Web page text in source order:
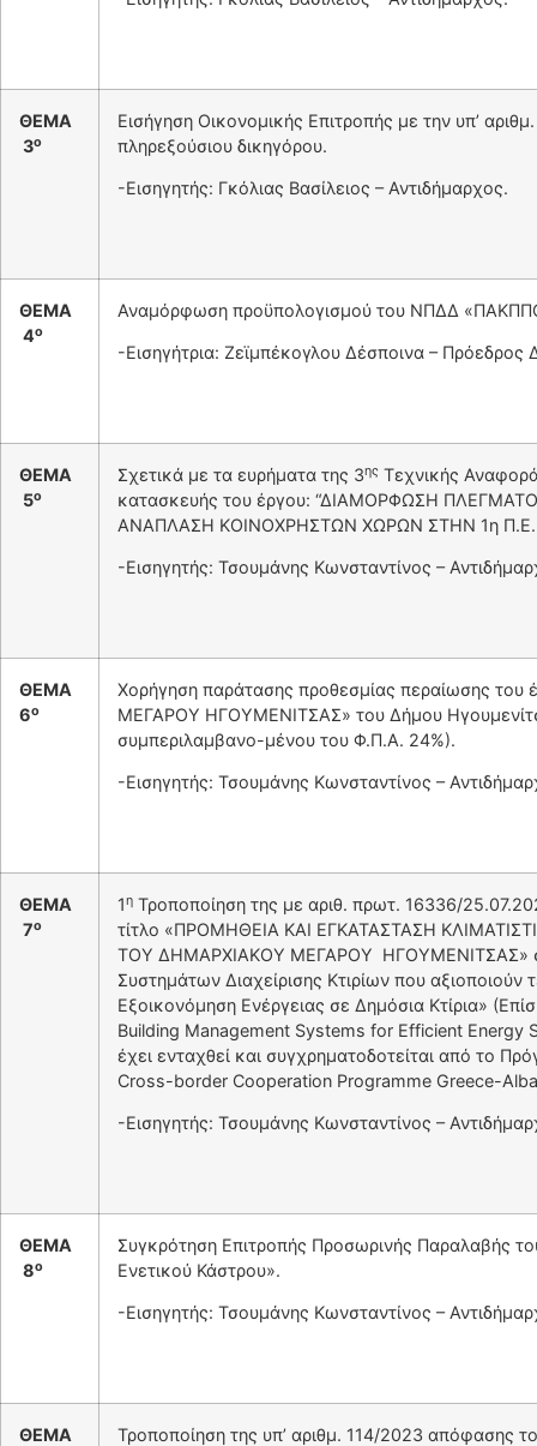
ΘΕΜΑ
3ο
Εισήγηση Οικονομικής Επιτροπής με την υπ’
πληρεξούσιου δικηγόρου.
-Εισηγητής: Γκόλιας Βασίλειος – Αντιδήμαρχος.
ΘΕΜΑ
4ο
Αναμόρφωση προϋπολογισμού του ΝΠΔΔ
-Εισηγήτρια: Ζεϊμπέκογλου Δέσποινα –
ΘΕΜΑ
5ο
Σχετικά με τα ευρήματα της 3ης Τεχνικής
κατασκευής του έργου: “ΔΙΑΜΟΡΦΩΣΗ
ΑΝΑΠΛΑΣΗ ΚΟΙΝΟΧΡΗΣΤΩΝ ΧΩΡΩΝ ΣΤΗΝ 1η Π.Ε.
-Εισηγητής: Τσουμάνης Κωνσταντίνος –
ΘΕΜΑ
6ο
Χορήγηση παράτασης προθεσμίας περαίωσης
ΜΕΓΑΡΟΥ ΗΓΟΥΜΕΝΙΤΣΑΣ» του Δήμου
συμπεριλαμβανο-μένου του Φ.Π.Α. 24%).
-Εισηγητής: Τσουμάνης Κωνσταντίνος –
ΘΕΜΑ
7ο
1η Τροποποίηση της με αριθ. πρωτ. 16336/
τίτλο «ΠΡΟΜΗΘΕΙΑ ΚΑΙ ΕΓΚΑΤΑΣΤΑΣΗ
ΤΟΥ ΔΗΜΑΡΧΙΑΚΟΥ ΜΕΓΑΡΟΥ ΗΓΟΥΜΕΝΙΤΣΑΣ»
Συστημάτων Διαχείρισης Κτιρίων που
Εξοικονόμηση Ενέργειας σε Δημόσια Κτίρια»
Building Management Systems for Efficient Energy
έχει ενταχθεί και συγχρηματοδοτείται από το
Cross-border Cooperation Programme Greece-
-Εισηγητής: Τσουμάνης Κωνσταντίνος –
ΘΕΜΑ
8ο
Συγκρότηση Επιτροπής Προσωρινής Παραλαβής
Ενετικού Κάστρου».
-Εισηγητής: Τσουμάνης Κωνσταντίνος –
ΘΕΜΑ
Τροποποίηση της υπ’ αριθμ. 114/2023 απόφασης